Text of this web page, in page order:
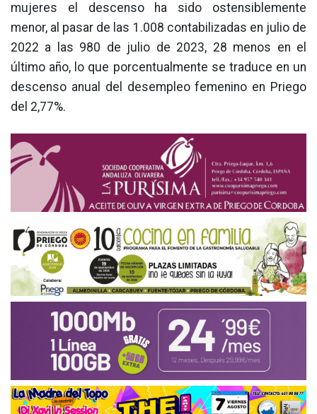
mujeres el descenso ha sido ostensiblemente
menor, al pasar de las 1.008 contabilizadas en julio de
2022 a las 980 de julio de 2023, 28 menos en el
último año, lo que porcentualmente se traduce en un
descenso anual del desempleo femenino en Priego
del 2,77%.